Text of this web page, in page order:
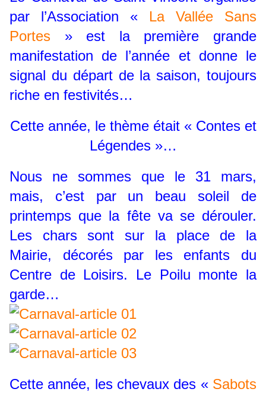
par l’Association « La Vallée Sans
Portes » est la première grande
manifestation de l’année et donne le
signal du départ de la saison, toujours
riche en festivités…
Cette année, le thème était « Contes et
Légendes »…
Nous ne sommes que le 31 mars,
mais, c’est par un beau soleil de
printemps que la fête va se dérouler.
Les chars sont sur la place de la
Mairie, décorés par les enfants du
Centre de Loisirs. Le Poilu monte la
garde…
Cette année, les chevaux des « Sabots